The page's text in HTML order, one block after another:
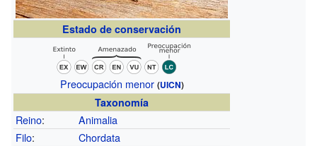
Estado de conservación
Preocupación menor (UICN)
Taxonomía
Reino:
Animalia
Filo:
Chordata